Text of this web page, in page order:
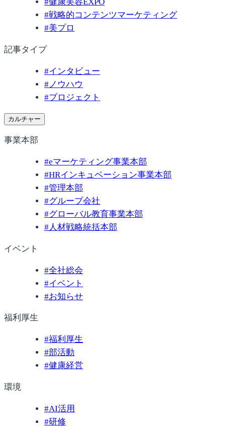
#戦略的コンテンツマーケティング
#美プロ
記事タイプ
#インタビュー
# ノウハウ
#プロジェクト
カルチャー
事業本部
#eマーケティング事業本部
#HRインキュベーション事業本部
#管理本部
#グループ会社
#グローバル教育事業本部
#人材戦略統括本部
イベント
#全社総会
#イベント
#お知らせ
福利厚生
#福利厚生
#部活動
#健康経営
環境
#AI活用
#研修